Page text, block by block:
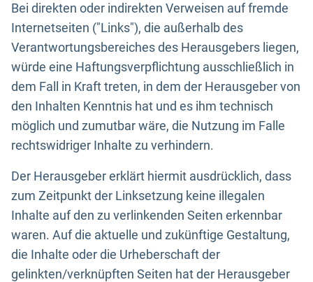
Bei direkten oder indirekten Verweisen auf fremde
Internetseiten ("Links"), die außerhalb des
Verantwortungsbereiches des Herausgebers liegen,
würde eine Haftungsverpflichtung ausschließlich in
dem Fall in Kraft treten, in dem der Herausgeber von
den Inhalten Kenntnis hat und es ihm technisch
möglich und zumutbar wäre, die Nutzung im Falle
rechtswidriger Inhalte zu verhindern.
Der Herausgeber erklärt hiermit ausdrücklich, dass
zum Zeitpunkt der Linksetzung keine illegalen
Inhalte auf den zu verlinkenden Seiten erkennbar
waren. Auf die aktuelle und zukünftige Gestaltung,
die Inhalte oder die Urheberschaft der
gelinkten/verknüpften Seiten hat der Herausgeber